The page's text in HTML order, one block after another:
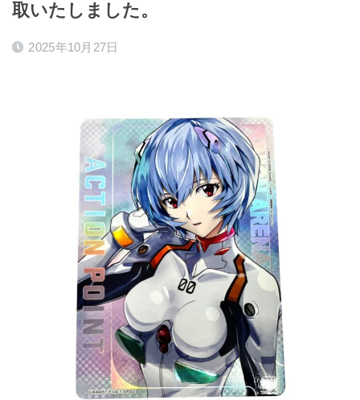
取いたしました。
2025年10月27日